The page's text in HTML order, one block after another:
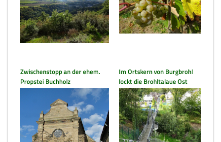
Zwischenstopp an der ehem.
Propstei Buchholz
Im Ortskern von Burgbrohl
lockt die Brohltalaue Ost